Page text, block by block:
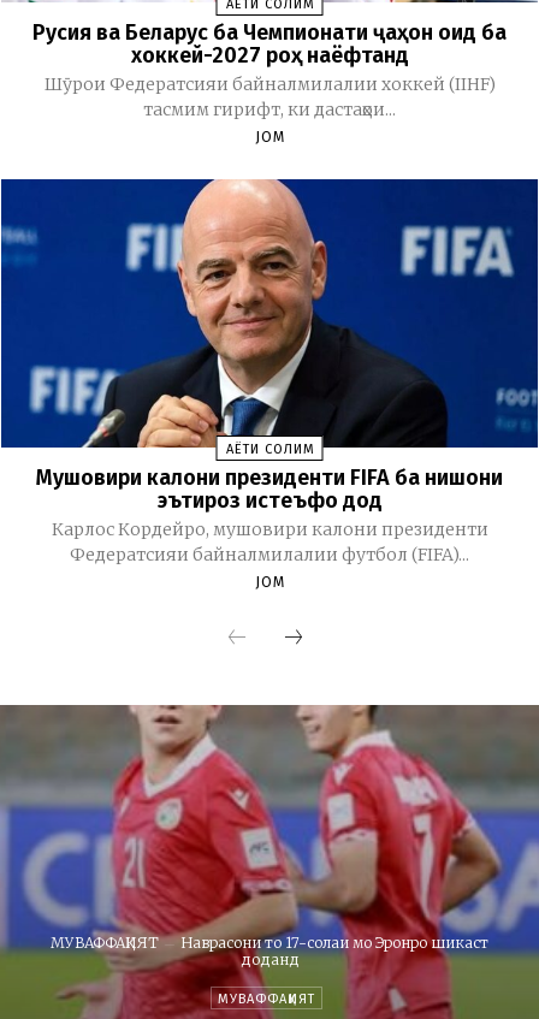
ҲАЁТИ СОЛИМ
Русия ва Беларус ба Чемпионати ҷаҳон оид ба
хоккей-2027 роҳ наёфтанд
Шӯрои Федератсияи байналмилалии хоккей (IIHF)
тасмим гирифт, ки дастаҳои...
JOM
ҲАЁТИ СОЛИМ
Мушовири калони президенти FIFA ба нишони
эътироз истеъфо дод
Карлос Кордейро, мушовири калони президенти
Федератсияи байналмилалии футбол (FIFA)...
JOM